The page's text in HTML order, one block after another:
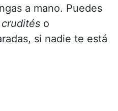
a mano. Puedes
crudités o
si nadie te está